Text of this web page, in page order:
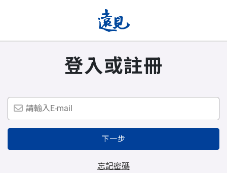
登入或註冊
下一步
忘記密碼